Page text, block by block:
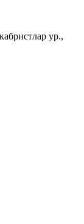
ур.,